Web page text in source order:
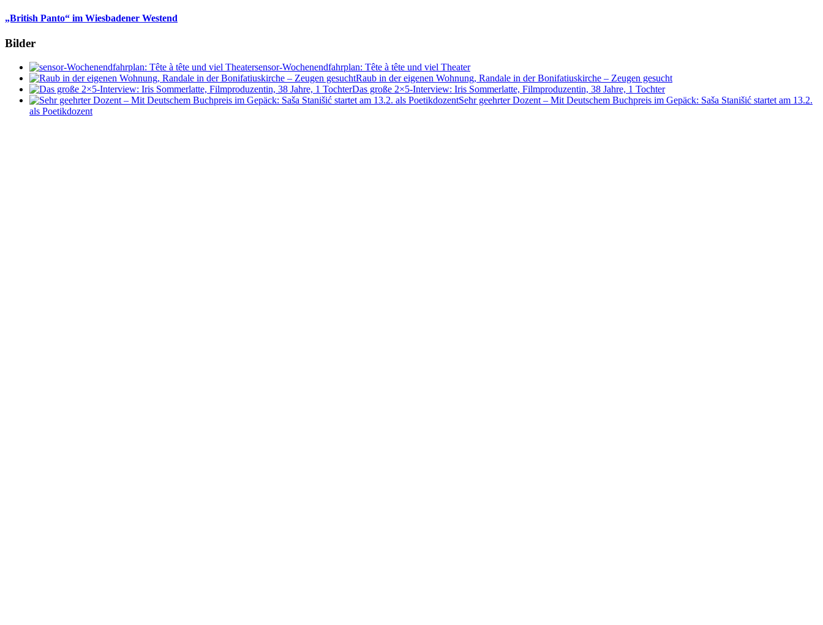
„British Panto“ im Wiesbadener Westend
Bilder
sensor-Wochenendfahrplan: Tête à tête und viel Theater
Raub in der eigenen Wohnung, Randale in der Bonifatiuskirche – Zeugen gesucht
Das große 2×5-Interview: Iris Sommerlatte, Filmproduzentin, 38 Jahre, 1 Tochter
Sehr geehrter Dozent – Mit Deutschem Buchpreis im Gepäck: Saša Stanišić startet am 13.2.
als Poetikdozent